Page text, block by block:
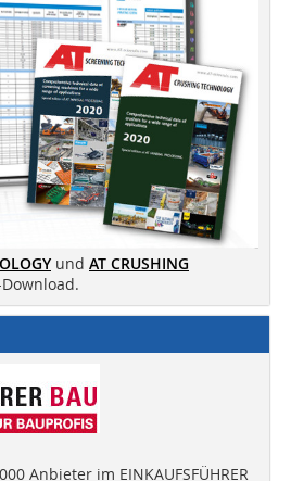
und AT CRUSHING
Download.
Anbieter im EINKAUFSFÜHRER